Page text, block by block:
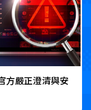
方嚴正澄清與安